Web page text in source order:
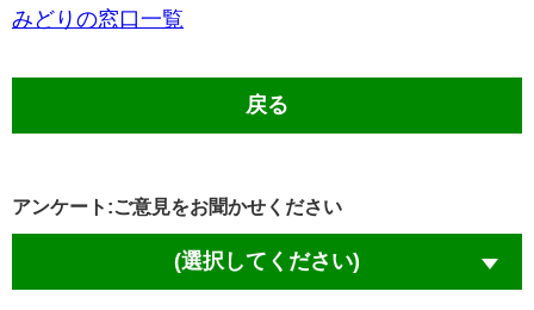
みどりの窓口一覧
戻る
アンケート:ご意見をお聞かせください
(選択してください)